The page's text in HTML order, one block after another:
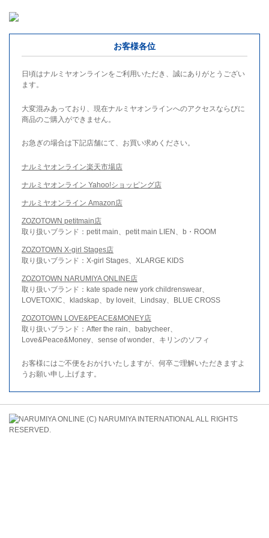
お客様各位
日頃はナルミヤオンラインをご利用いただき、誠にありがとうござい
ます。
大変混みあっており、現在ナルミヤオンラインへのアクセスならびに
商品のご購入ができません。
お急ぎの場合は下記店舗にて、お買い求めください。
ナルミヤオンライン楽天市場店
ナルミヤオンライン Yahoo!ショッピング店
ナルミヤオンライン Amazon店
ZOZOTOWN petitmain店
取り扱いブランド：petit main、petit main LIEN、b・ROOM
ZOZOTOWN X-girl Stages店
取り扱いブランド：X-girl Stages、XLARGE KIDS
ZOZOTOWN NARUMIYA ONLINE店
取り扱いブランド：kate spade new york childrenswear、
LOVETOXIC、kladskap、by loveit、Lindsay、BLUE CROSS
ZOZOTOWN LOVE&PEACE&MONEY店
取り扱いブランド：After the rain、babycheer、
Love&Peace&Money、sense of wonder、キリンのソフィ
お客様にはご不便をおかけいたしますが、何卒ご理解いただきますよ
うお願い申し上げます。